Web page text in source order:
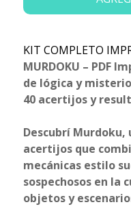
KIT COMPLETO
MURDOKU – PDF
de lógica y misterio
40 acertijos y
Descubrí
acertijos que
mecánicas estilo
sospechosos en la
objetos y